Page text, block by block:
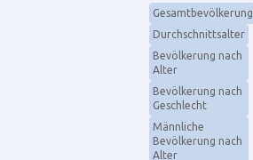
Gesamtbevölkerung
Durchschnittsalter
Bevölkerung nach
Alter
Bevölkerung nach
Geschlecht
Männliche
Bevölkerung nach
Alter